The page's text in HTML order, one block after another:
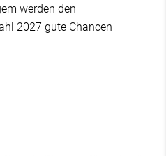
werden den
2027 gute Chancen